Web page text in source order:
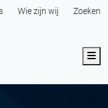
Wie zijn wij Zoeken